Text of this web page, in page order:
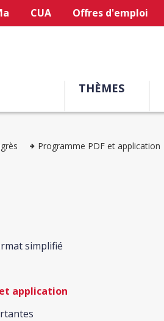
CUA Offres d'emploi
THÈMES
Programme PDF et application
simplifié
application